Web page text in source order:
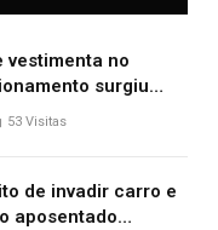
vestimenta no
surgiu
mulher de
53 Visitas
de invadir carro e
aposentado